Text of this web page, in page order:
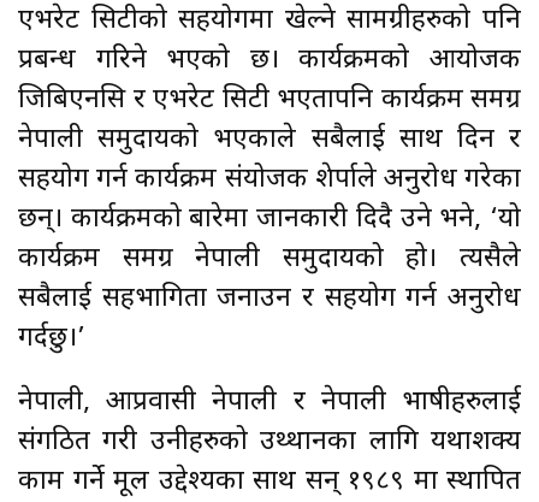
एभरेट सिटीको सहयोगमा खेल्ने सामग्रीहरुको पनि
प्रबन्ध गरिने भएको छ। कार्यक्रमको आयोजक
जिबिएनसि र एभरेट सिटी भएतापनि कार्यक्रम समग्र
नेपाली समुदायको भएकाले सबैलाई साथ दिन र
सहयोग गर्न कार्यक्रम संयोजक शेर्पाले अनुरोध गरेका
छन्। कार्यक्रमको बारेमा जानकारी दिदै उने भने, ‘यो
कार्यक्रम समग्र नेपाली समुदायको हो। त्यसैले
सबैलाई सहभागिता जनाउन र सहयोग गर्न अनुरोध
गर्दछु।’
नेपाली, आप्रवासी नेपाली र नेपाली भाषीहरुलाई
संगठित गरी उनीहरुको उथ्थानका लागि यथाशक्य
काम गर्ने मूल उद्देश्यका साथ सन् १९८९ मा स्थापित